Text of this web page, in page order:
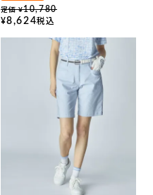
定価 ¥10,780
¥8,624税込